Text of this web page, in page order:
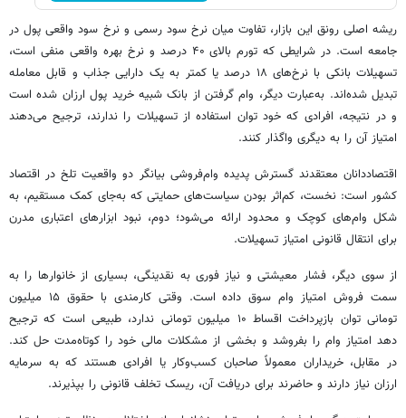
ریشه اصلی رونق این بازار، تفاوت میان نرخ سود رسمی و نرخ سود واقعی پول در
جامعه است. در شرایطی که تورم بالای ۴۰ درصد و نرخ بهره واقعی منفی است،
تسهیلات بانکی با نرخ‌های ۱۸ درصد یا کمتر به یک دارایی جذاب و قابل معامله
تبدیل شده‌اند. به‌عبارت دیگر، وام گرفتن از بانک شبیه خرید پول ارزان شده است
و در نتیجه، افرادی که خود توان استفاده از تسهیلات را ندارند، ترجیح می‌دهند
امتیاز آن را به دیگری واگذار کنند.
اقتصاددانان معتقدند گسترش پدیده وام‌فروشی بیانگر دو واقعیت تلخ در اقتصاد
کشور است: نخست، کم‌اثر بودن سیاست‌های حمایتی که به‌جای کمک مستقیم، به
شکل وام‌های کوچک و محدود ارائه می‌شود؛ دوم، نبود ابزارهای اعتباری مدرن
برای انتقال قانونی امتیاز تسهیلات.
از سوی دیگر، فشار معیشتی و نیاز فوری به نقدینگی، بسیاری از خانوارها را به
سمت فروش امتیاز وام سوق داده است. وقتی کارمندی با حقوق ۱۵ میلیون
تومانی توان بازپرداخت اقساط ۱۰ میلیون تومانی ندارد، طبیعی است که ترجیح
دهد امتیاز وام را بفروشد و بخشی از مشکلات مالی خود را کوتاه‌مدت حل کند.
در مقابل، خریداران معمولاً صاحبان کسب‌وکار یا افرادی هستند که به سرمایه
ارزان نیاز دارند و حاضرند برای دریافت آن، ریسک تخلف قانونی را بپذیرند.